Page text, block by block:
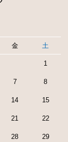
金 土
1
7 8
14 15
21 22
28 29